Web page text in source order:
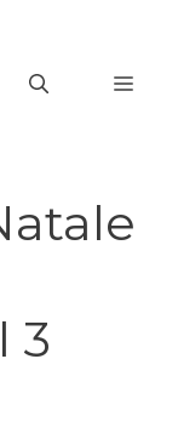
3